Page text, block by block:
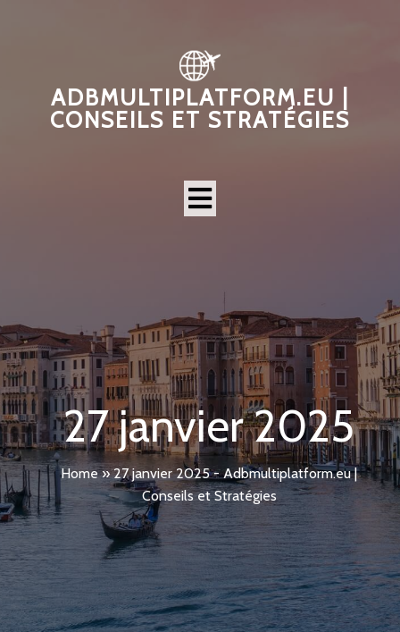
ADBMULTIPLATFORM.EU |
CONSEILS ET STRATÉGIES
27 janvier 2025
Home»27 janvier 2025 - Adbmultiplatform.eu |
Conseils et Stratégies